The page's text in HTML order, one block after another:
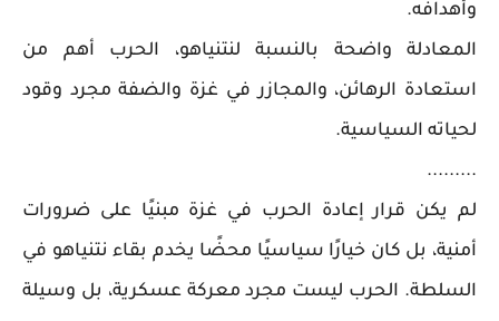
وأهدافه.
المعادلة واضحة بالنسبة لنتنياهو، الحرب أهم من
استعادة الرهائن، والمجازر في غزة والضفة مجرد وقود
لحياته السياسية.
.........
لم يكن قرار إعادة الحرب في غزة مبنيًا على ضرورات
أمنية، بل كان خيارًا سياسيًا محضًا يخدم بقاء نتنياهو في
السلطة. الحرب ليست مجرد معركة عسكرية، بل وسيلة